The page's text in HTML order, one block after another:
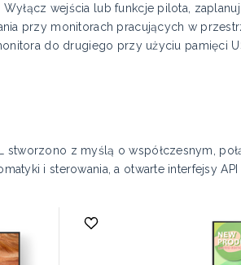
wejścia lub funkcje pilota,
przy monitorach pracujących w
do drugiego przy użyciu pamięci
stworzono z myślą o współczesnym,
i sterowania, a otwarte interfejsy